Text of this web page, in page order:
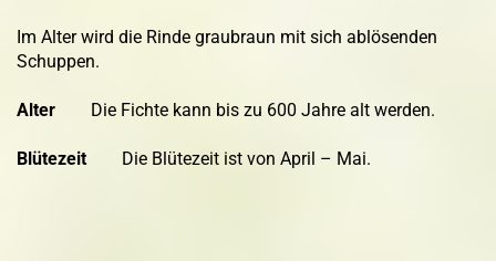
Im Alter wird die Rinde graubraun mit sich ablösenden
Schuppen.
Alter Die Fichte kann bis zu 600 Jahre alt werden.
Blütezeit Die Blütezeit ist von April – Mai.